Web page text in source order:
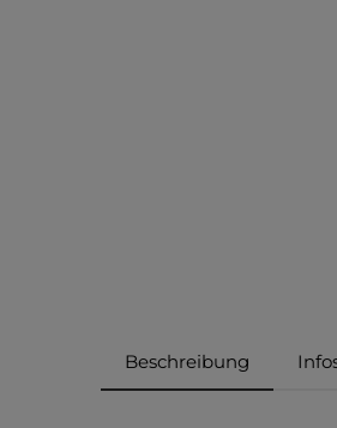
Beschreibung